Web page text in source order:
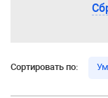
Сортировать по: